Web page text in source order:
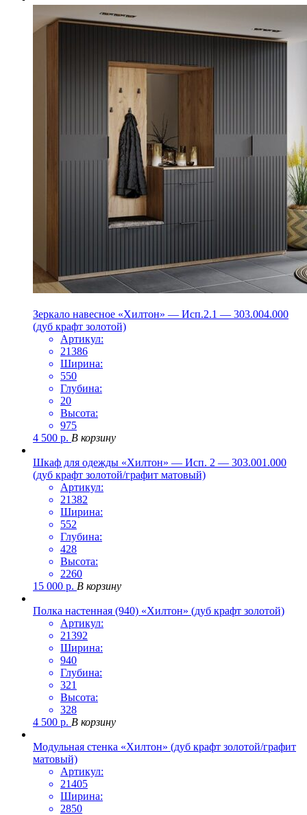
Зеркало навесное «Хилтон» — Исп.2.1 — 303.004.000
(дуб крафт золотой)
Артикул:
21386
Ширина:
550
Глубина:
20
Высота:
975
4 500 р. В корзину
Шкаф для одежды «Хилтон» — Исп. 2 — 303.001.000
(дуб крафт золотой/графит матовый)
Артикул:
21382
Ширина:
552
Глубина:
428
Высота:
2260
15 000 р. В корзину
Полка настенная (940) «Хилтон» (дуб крафт золотой)
Артикул:
21392
Ширина:
940
Глубина:
321
Высота:
328
4 500 р. В корзину
Модульная стенка «Хилтон» (дуб крафт золотой/графит
матовый)
Артикул:
21405
Ширина:
2850